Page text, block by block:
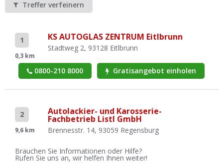
Treffer verfeinern
1
0,3 km
KS AUTOGLAS ZENTRUM Eitlbrunn
Stadtweg 2, 93128 Eitlbrunn
0800-210 8000 Gratisangebot einholen
2
9,6 km
Autolackier- und Karosserie-
Fachbetrieb Listl GmbH
Brennesstr. 14, 93059 Regensburg
Brauchen Sie Informationen oder Hilfe?
Rufen Sie uns an, wir helfen Ihnen weiter!